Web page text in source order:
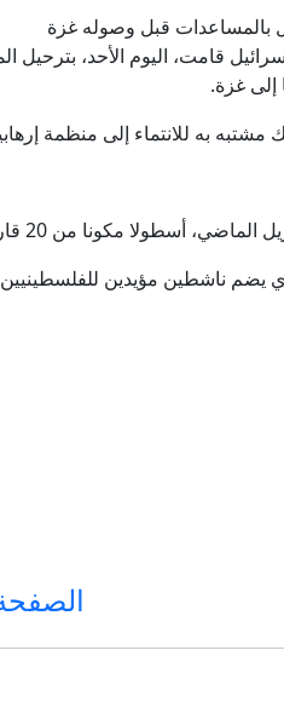
رباعي النكد على
قبل وصوله غزة
قامت، اليوم الأحد، بترحيل
غزة.
به للانتماء إلى منظمة
قرابة 175 ناشطا كان يهدف لنقل مساعدات ل قطاع غزة.
يضم ناشطين مؤيدين